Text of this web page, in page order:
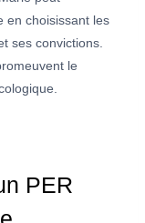
en choisissant les
ses convictions.
le
PER